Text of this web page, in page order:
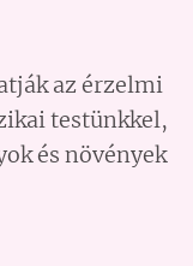
az érzelmi
testünkkel,
és növények